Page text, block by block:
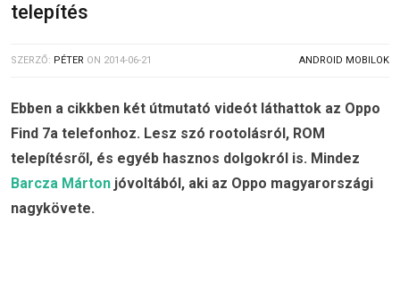
telepítés
SZERZŐ: PÉTER ON 2014-06-21 ANDROID MOBILOK
Ebben a cikkben két útmutató videót láthattok az Oppo
Find 7a telefonhoz. Lesz szó rootolásról, ROM
telepítésről, és egyéb hasznos dolgokról is. Mindez
Barcza Márton jóvoltából, aki az Oppo magyarországi
nagykövete.